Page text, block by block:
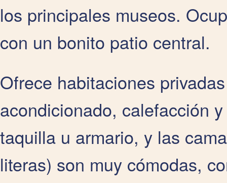
los principales museos.
con un bonito patio central.
Ofrece habitaciones
acondicionado, calefacción
taquilla u armario, y las
literas) son muy cómodas,